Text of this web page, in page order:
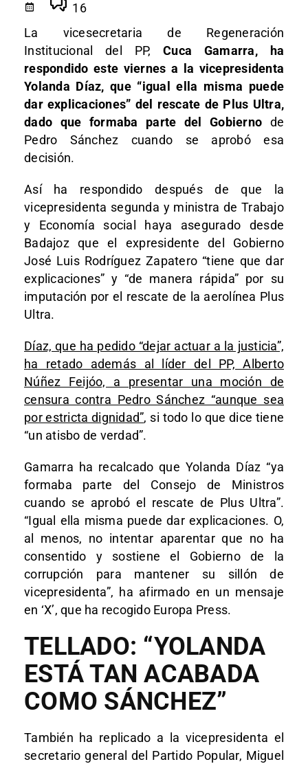
16
La vicesecretaria de Regeneración
Institucional del PP, Cuca Gamarra, ha
respondido este viernes a la vicepresidenta
Yolanda Díaz, que “igual ella misma puede
dar explicaciones” del rescate de Plus Ultra,
dado que formaba parte del Gobierno de
Pedro Sánchez cuando se aprobó esa
decisión.
Así ha respondido después de que la
vicepresidenta segunda y ministra de Trabajo
y Economía social haya asegurado desde
Badajoz que el expresidente del Gobierno
José Luis Rodríguez Zapatero “tiene que dar
explicaciones” y “de manera rápida” por su
imputación por el rescate de la aerolínea Plus
Ultra.
Díaz, que ha pedido “dejar actuar a la justicia”,
ha retado además al líder del PP, Alberto
Núñez Feijóo, a presentar una moción de
censura contra Pedro Sánchez “aunque sea
por estricta dignidad”, si todo lo que dice tiene
“un atisbo de verdad”.
Gamarra ha recalcado que Yolanda Díaz “ya
formaba parte del Consejo de Ministros
cuando se aprobó el rescate de Plus Ultra”.
“Igual ella misma puede dar explicaciones. O,
al menos, no intentar aparentar que no ha
consentido y sostiene el Gobierno de la
corrupción para mantener su sillón de
vicepresidenta”, ha afirmado en un mensaje
en ‘X’, que ha recogido Europa Press.
TELLADO: “YOLANDA
ESTÁ TAN ACABADA
COMO SÁNCHEZ”
También ha replicado a la vicepresidenta el
secretario general del Partido Popular, Miguel